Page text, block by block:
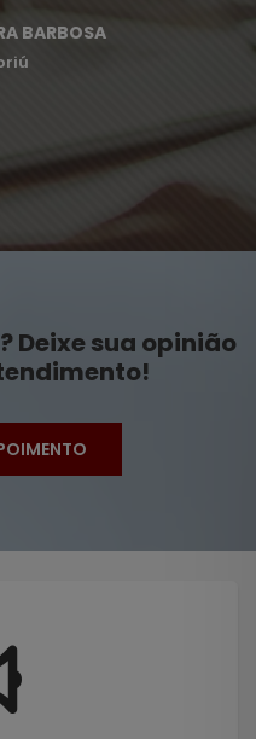
BARBOSA
Deixe sua opinião